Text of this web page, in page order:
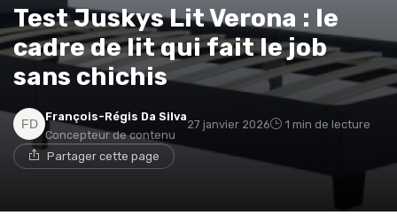
Test Juskys Lit Verona : le
cadre de lit qui fait le job
sans chichis
François-Régis Da Silva
Concepteur de contenu
27 janvier 2026 1 min de lecture
Partager cette page→ Je rejoins le club
* En rejoignant le club, j'accepte de recevoir les emails